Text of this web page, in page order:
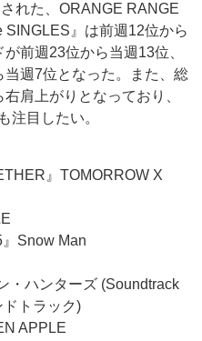
れた、ORANGE RANGE
』は前週12位から
前週23位から当週13位、
週7位となった。また、総
肩上がりとなっており、
注目したい。
』TOMORROW X
Snow Man
・ハンターズ (Soundtrack
トラック)
APPLE